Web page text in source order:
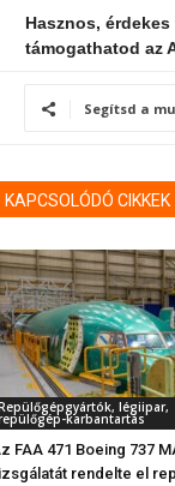
Hasznos,
támogathatod az
Segítsd a
KAPCSOLÓDÓ CIKKEK
légiipar,
karbantartás
FAA 471 Boeing 737
rendelte el